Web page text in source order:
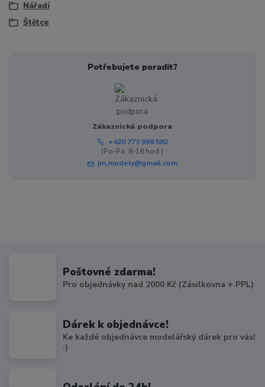
Nářadí
Štětce
Potřebujete poradit?
Zákaznická podpora
+420 773 998 582
(Po-Pá, 8-18 hod.)
jm.modely@gmail.com
Poštovné zdarma!
Pro objednávky nad 2000 Kč (Zásilkovna + PPL)
Dárek k objednávce!
Ke každé objednávce modelářský dárek pro vás!
:)